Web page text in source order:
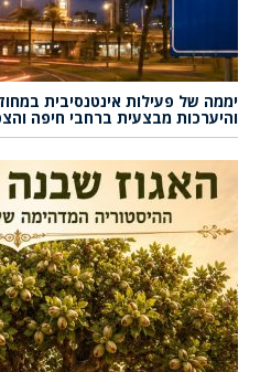
יממה של פעילות אינטנסיבית
והיערכות מבצעית ברחבי חיפה